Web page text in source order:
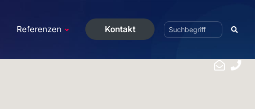
Referenzen Kontakt